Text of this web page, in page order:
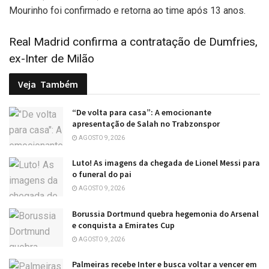
Mourinho foi confirmado e retorna ao time após 13 anos.
Real Madrid confirma a contratação de Dumfries,
ex-Inter de Milão
Veja Também
“De volta para casa”: A emocionante
apresentação de Salah no Trabzonspor
AGOSTO 9, 2026
Luto! As imagens da chegada de Lionel Messi para
o funeral do pai
AGOSTO 9, 2026
Borussia Dortmund quebra hegemonia do Arsenal
e conquista a Emirates Cup
AGOSTO 9, 2026
Palmeiras recebe Inter e busca voltar a vencer em